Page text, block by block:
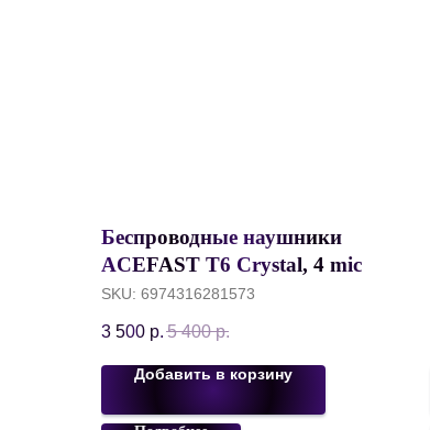
Беспроводные наушники
ACEFAST T6 Crystal, 4 mic,
40 mAh/500 mAh, Youth
Green
SKU: 6974316281573
3 500 р. 5 400 р.
Добавить в корзину